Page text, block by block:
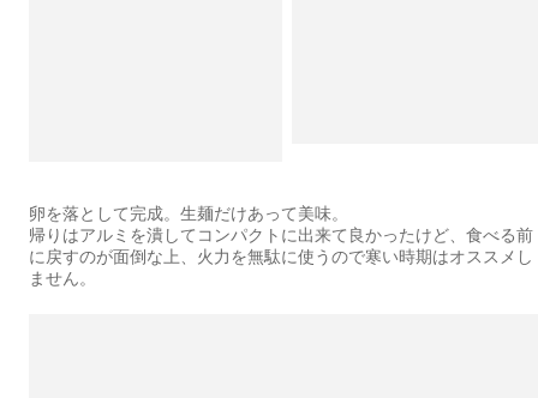
卵を落として完成。生麺だけあって美味。
帰りはアルミを潰してコンパクトに出来て良かったけど、食べる前
に戻すのが面倒な上、火力を無駄に使うので寒い時期はオススメし
ません。